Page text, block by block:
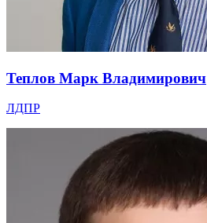
Теплов Марк Владимирович
ЛДПР